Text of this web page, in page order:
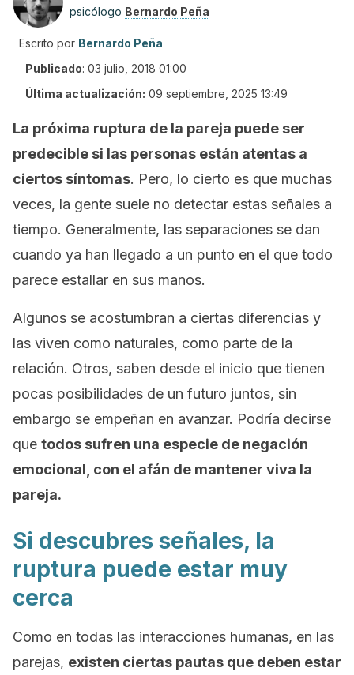
psicólogo Bernardo Peña
Escrito por Bernardo Peña
Publicado: 03 julio, 2018 01:00
Última actualización: 09 septiembre, 2025 13:49
La próxima ruptura de la pareja puede ser
predecible si las personas están atentas a
ciertos síntomas. Pero, lo cierto es que muchas
veces, la gente suele no detectar estas señales a
tiempo. Generalmente, las separaciones se dan
cuando ya han llegado a un punto en el que todo
parece estallar en sus manos.
Algunos se acostumbran a ciertas diferencias y
las viven como naturales, como parte de la
relación. Otros, saben desde el inicio que tienen
pocas posibilidades de un futuro juntos, sin
embargo se empeñan en avanzar. Podría decirse
que todos sufren una especie de negación
emocional, con el afán de mantener viva la
pareja.
Si descubres señales, la
ruptura puede estar muy
cerca
Como en todas las interacciones humanas, en las
parejas, existen ciertas pautas que deben estar